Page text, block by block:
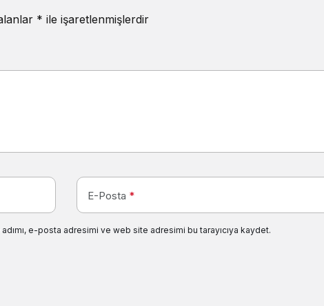
* ile işaretlenmişlerdir
E-Posta *
e-posta adresimi ve web site adresimi bu tarayıcıya kaydet.